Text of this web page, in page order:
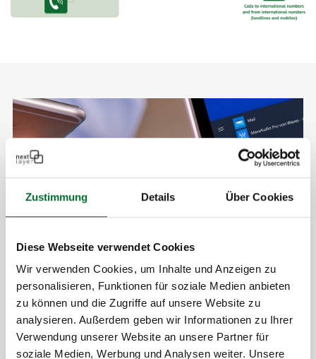
Zustimmung Details Über Cookies
Diese Webseite verwendet Cookies
Wir verwenden Cookies, um Inhalte und Anzeigen zu
personalisieren, Funktionen für soziale Medien anbieten
zu können und die Zugriffe auf unsere Website zu
analysieren. Außerdem geben wir Informationen zu Ihrer
Verwendung unserer Website an unsere Partner für
soziale Medien, Werbung und Analysen weiter. Unsere
Our Services
VoIP SIP trunk can be directly connected to